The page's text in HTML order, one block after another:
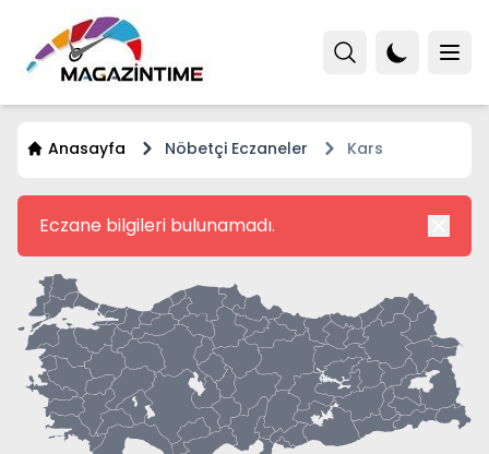
Anasayfa Nöbetçi Eczaneler Kars
Eczane bilgileri bulunamadı.